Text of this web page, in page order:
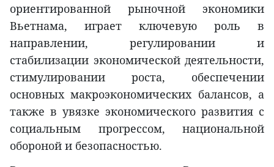
ориентированной рыночной экономики
Вьетнама, играет ключевую роль в
направлении, регулировании и
стабилизации экономической деятельности,
стимулировании роста, обеспечении
основных макроэкономических балансов, а
также в увязке экономического развития с
социальным прогрессом, национальной
обороной и безопасностью.